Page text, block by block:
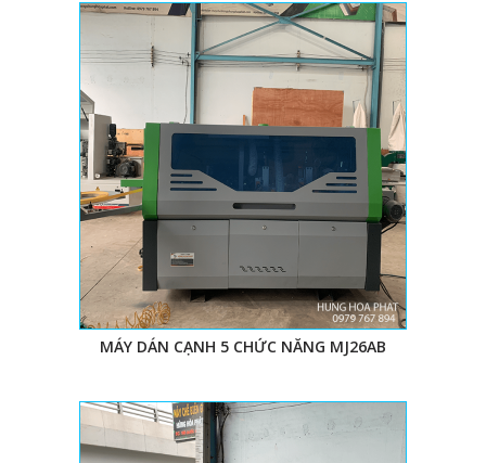
- Linh kiện có sẵn hay không, để tránh tình trạng máy
hỏng hóc giữa chừng mà phải đợi thời gian dài
- Công suất, tốc độ dán, và keo chín có nhanh không….
III. MUA MÁY DÁN CẠNH TỰ ĐỘNG RẺ MÀ
CHẤT Ở ĐÂU?
Doanh nghiệp có thể mua máy dán cạnh tự động
nhiều cửa hàng và công ty. Công ty TNHH Hùng Hòa
Phát là một trong những địa chỉ uy tín, chất lượng, giá
cả phải chăng. Đến với công ty, khách hàng sẽ không
cần phải tốn nhiều thời gian công sức tìm kiếm bởi
chúng tôi có sẵn lượng lớn máy dán cạnh chất lượng.
ngành máy chế biến gỗ, công ty chúng tôi không
ngừng cải thiện và đem lại khách hàng những sản
phẩm chất lượng nhất, giá cả cạnh tranh hợp lý, đội
MÁY DÁN CẠNH 5 CHỨC NĂNG MJ26AB